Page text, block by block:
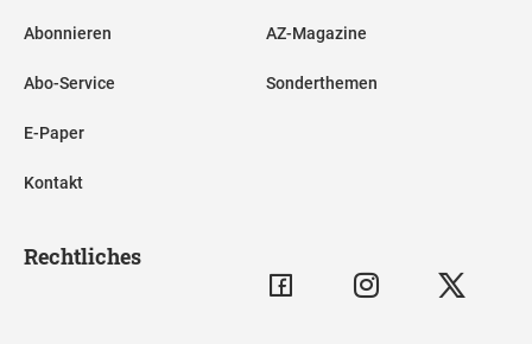
Abonnieren
Abo-Service
E-Paper
Kontakt
AZ-Magazine
Sonderthemen
Rechtliches